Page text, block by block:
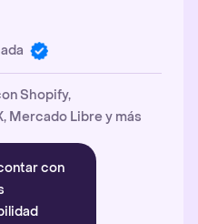
Shopify,
Mercado Libre y más
con